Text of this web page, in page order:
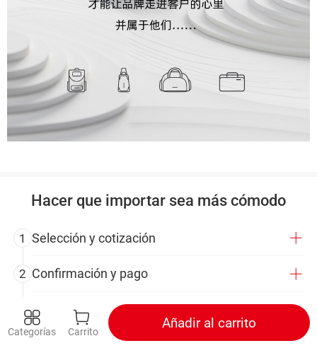
Hacer que importar sea más cómodo
1 Selección y cotización
2 Confirmación y pago
3 Supervisión y control de calidad
Categorías Carrito
Añadir al carrito